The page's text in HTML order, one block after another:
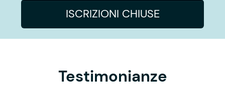
ISCRIZIONI CHIUSE
Testimonianze